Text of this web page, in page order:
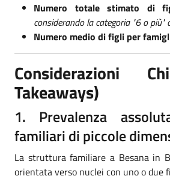
Numero totale stimato di
considerando la categoria "6 o più"
Numero medio di figli per
Considerazioni
Takeaways)
1. Prevalenza
familiari di piccole
La struttura familiare a Besana in
orientata verso nuclei con uno o due